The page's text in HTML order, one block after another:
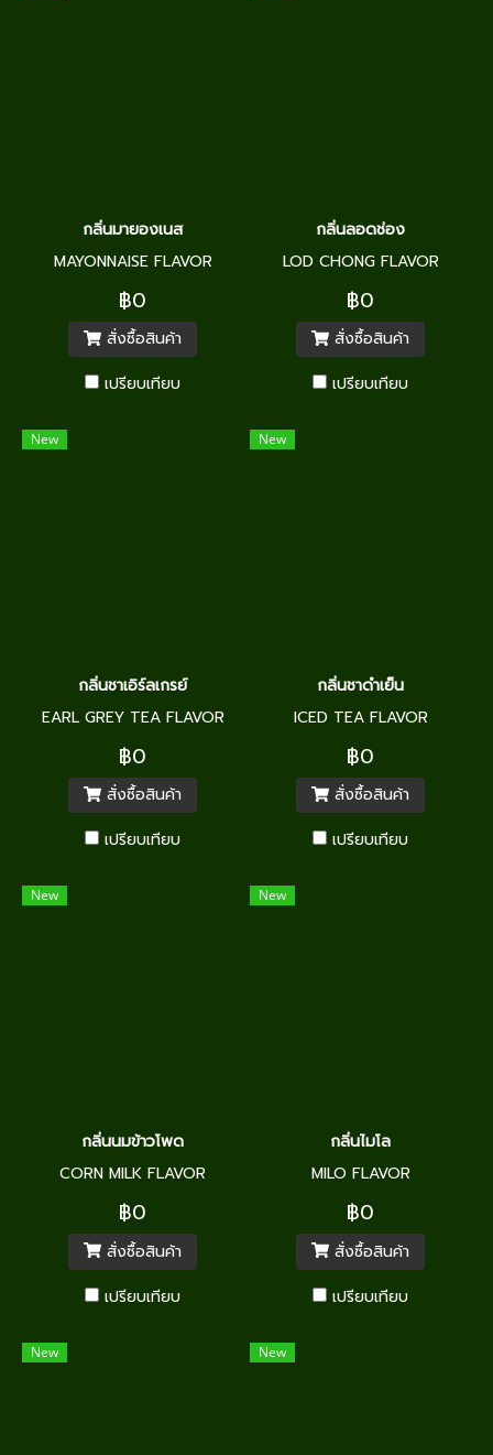
กลิ่นมายองเนส
MAYONNAISE FLAVOR
฿0
สั่งซื้อสินค้า
เปรียบเทียบ
กลิ่นลอดช่อง
LOD CHONG FLAVOR
฿0
สั่งซื้อสินค้า
เปรียบเทียบ
New
กลิ่นชาเอิร์ลเกรย์
EARL GREY TEA FLAVOR
฿0
สั่งซื้อสินค้า
เปรียบเทียบ
New
กลิ่นชาดำเย็น
ICED TEA FLAVOR
฿0
สั่งซื้อสินค้า
เปรียบเทียบ
New
กลิ่นนมข้าวโพด
CORN MILK FLAVOR
฿0
สั่งซื้อสินค้า
เปรียบเทียบ
New
กลิ่นไมโล
MILO FLAVOR
฿0
สั่งซื้อสินค้า
เปรียบเทียบ
New New